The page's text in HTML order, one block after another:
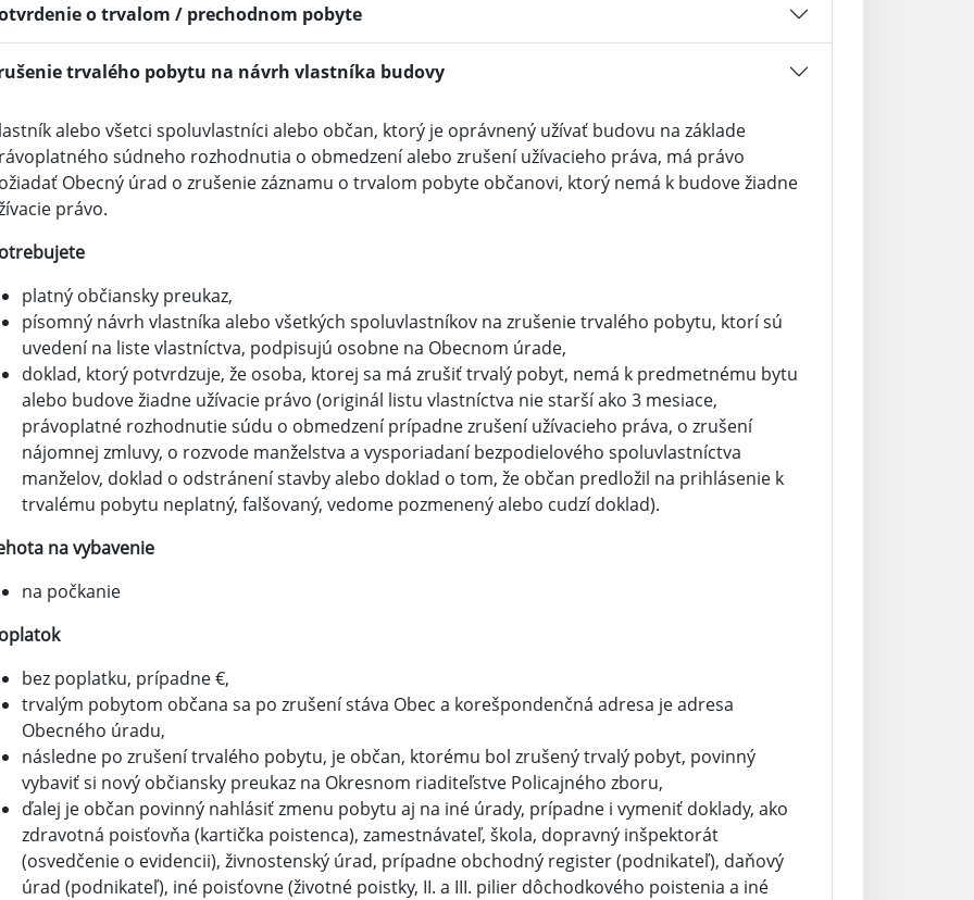
o trvalom / prechodnom pobyte
trvalého pobytu na návrh vlastníka budovy
alebo všetci spoluvlastníci alebo občan, ktorý je oprávnený užívať budovu na základe
súdneho rozhodnutia o obmedzení alebo zrušení užívacieho práva, má právo
Obecný úrad o zrušenie záznamu o trvalom pobyte občanovi, ktorý nemá k budove žiadne
právo.
platný občiansky preukaz,
písomný návrh vlastníka alebo všetkých spoluvlastníkov na zrušenie trvalého pobytu, ktorí sú
uvedení na liste vlastníctva, podpisujú osobne na Obecnom úrade,
doklad, ktorý potvrdzuje, že osoba, ktorej sa má zrušiť trvalý pobyt, nemá k predmetnému bytu
alebo budove žiadne užívacie právo (originál listu vlastníctva nie starší ako 3 mesiace,
právoplatné rozhodnutie súdu o obmedzení prípadne zrušení užívacieho práva, o zrušení
nájomnej zmluvy, o rozvode manželstva a vysporiadaní bezpodielového spoluvlastníctva
manželov, doklad o odstránení stavby alebo doklad o tom, že občan predložil na prihlásenie k
trvalému pobytu neplatný, falšovaný, vedome pozmenený alebo cudzí doklad).
na vybavenie
na počkanie
bez poplatku, prípadne €,
trvalým pobytom občana sa po zrušení stáva Obec a korešpondenčná adresa je adresa
Obecného úradu,
následne po zrušení trvalého pobytu, je občan, ktorému bol zrušený trvalý pobyt, povinný
vybaviť si nový občiansky preukaz na Okresnom riaditeľstve Policajného zboru,
ďalej je občan povinný nahlásiť zmenu pobytu aj na iné úrady, prípadne i vymeniť doklady, ako
zdravotná poisťovňa (kartička poistenca), zamestnávateľ, škola, dopravný inšpektorát
(osvedčenie o evidencii), živnostenský úrad, prípadne obchodný register (podnikateľ), daňový
úrad (podnikateľ), iné poisťovne (životné poistky, II. a III. pilier dôchodkového poistenia a iné